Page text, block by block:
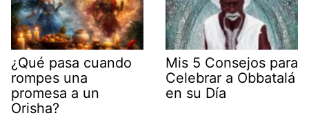
¿Qué pasa cuando
rompes una
promesa a un
Orisha?
Mis 5 Consejos para
Celebrar a Obbatalá
en su Día